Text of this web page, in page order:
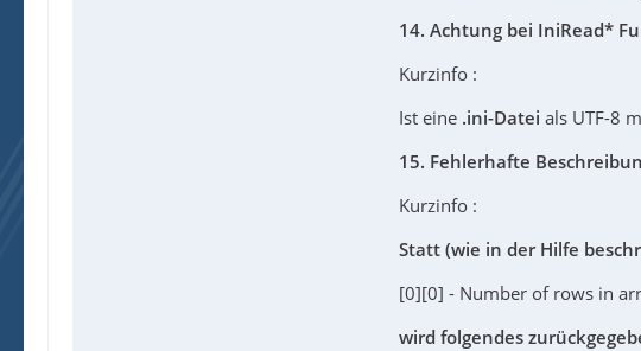
14. Achtung bei IniRead*
Kurzinfo :
Ist eine .ini-Datei als UTF-8
15. Fehlerhafte
Kurzinfo :
Statt (wie in der Hilfe
[0][0] - Number of rows in
wird folgendes